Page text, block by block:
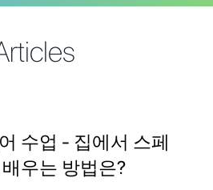
수업 - 집에서 스페
우는 방법은?